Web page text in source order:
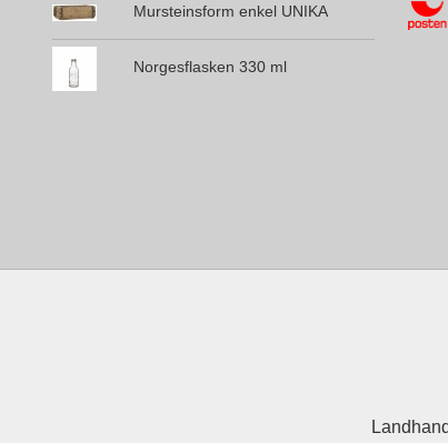
Mursteinsform enkel UNIKA
Norgesflasken 330 ml